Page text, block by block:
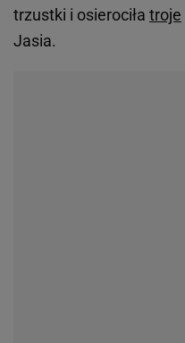
trzustki i osierociła troje
Jasia.